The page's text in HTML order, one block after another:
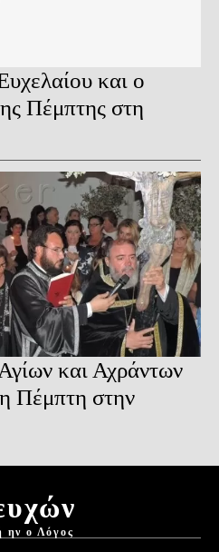
και ο
Πέμπτης στη
και Αχράντων
Πέμπτη στην
ην ο Λόγος